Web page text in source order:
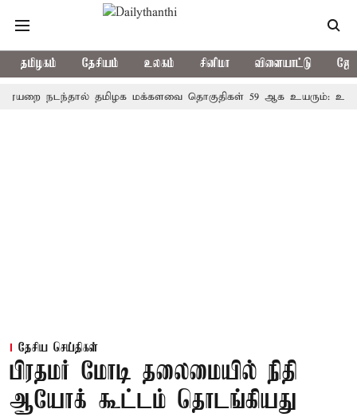
தமிழகம் தேசியம் உலகம் சினிமா விளையாட்டு
நடந்தால் தமிழக மக்களவை தொகுதிகள் 59 ஆக உயரும்: உத்தேச
தேசிய செய்திகள்
பிரதமர் மோடி தலைமையில் நிதி
ஆயோக் கூட்டம் தொடங்கியது